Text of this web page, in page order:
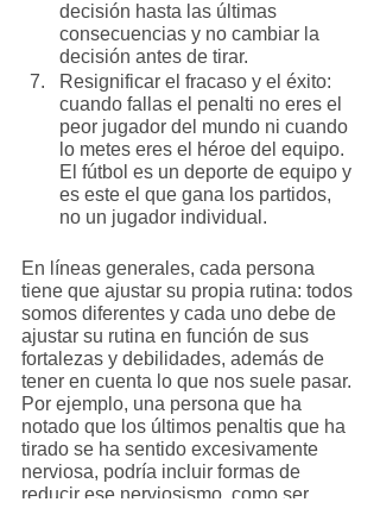
decisión hasta las últimas
consecuencias y no cambiar la
decisión antes de tirar.
Resignificar el fracaso y el éxito:
cuando fallas el penalti no eres el
peor jugador del mundo ni cuando
lo metes eres el héroe del equipo.
El fútbol es un deporte de equipo y
es este el que gana los partidos,
no un jugador individual.
En líneas generales, cada persona
tiene que ajustar su propia rutina: todos
somos diferentes y cada uno debe de
ajustar su rutina en función de sus
fortalezas y debilidades, además de
tener en cuenta lo que nos suele pasar.
Por ejemplo, una persona que ha
notado que los últimos penaltis que ha
tirado se ha sentido excesivamente
nerviosa, podría incluir formas de
reducir ese nerviosismo, como ser